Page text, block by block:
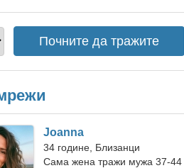
Joanna
34 године, Близанци
Сама жена тражи мужа 37-44